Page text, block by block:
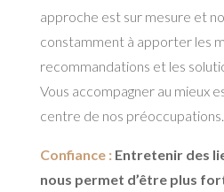
approche est sur mesure et
constamment à apporter les
recommandations et les
Vous accompagner au mieux
centre de nos préoccupations.
Confiance :Entretenir des
nous permet d’être plus